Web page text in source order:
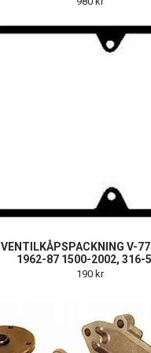
VENTILKÅPSPACKNING V-
1962-87 1500-2002, 316-
190 kr